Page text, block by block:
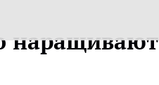
наращивают